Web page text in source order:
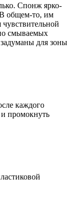
Спонж ярко-
В общем-то, им
смываемых
для зоны
каждого
и промокнуть